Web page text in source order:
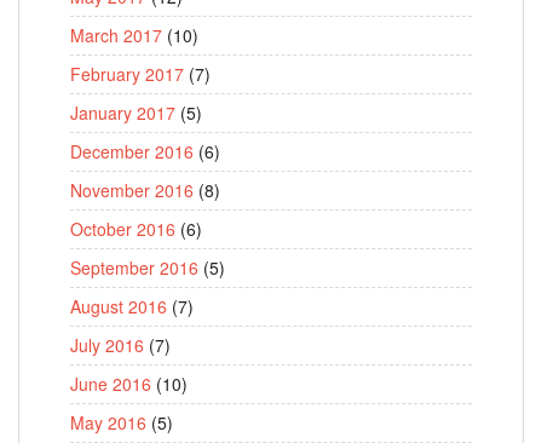
March 2017 (10)
February 2017 (7)
January 2017 (5)
December 2016 (6)
November 2016 (8)
October 2016 (6)
September 2016 (5)
August 2016 (7)
July 2016 (7)
June 2016 (10)
May 2016 (5)